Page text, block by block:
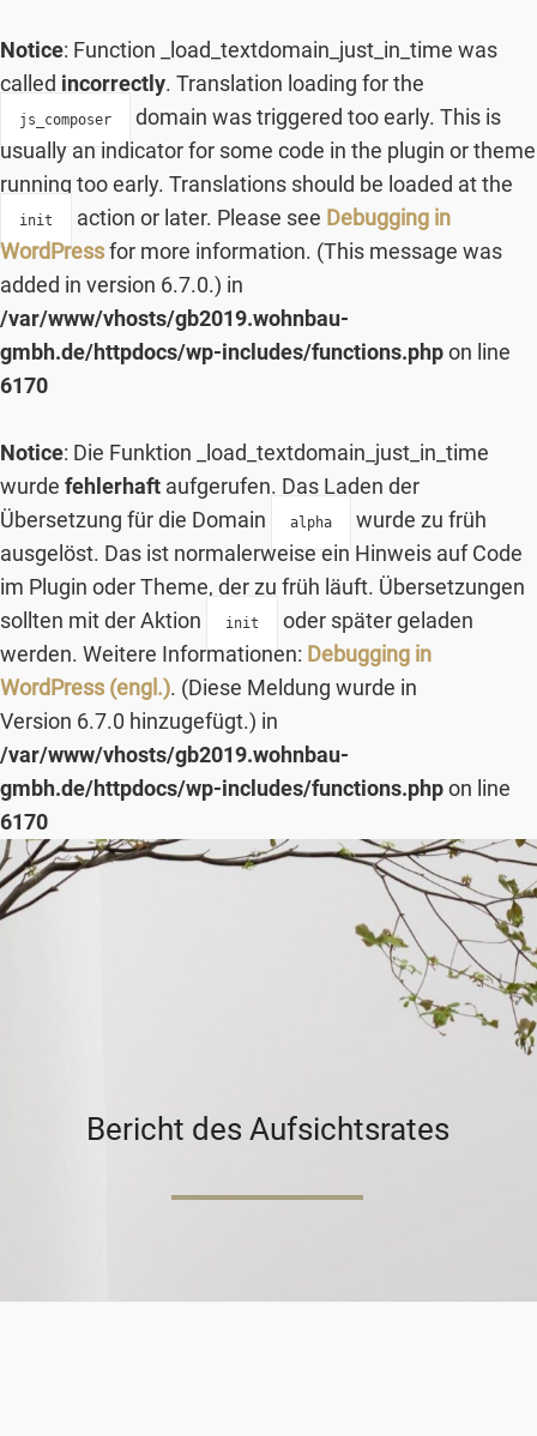
Notice: Function _load_textdomain_just_in_time was
called incorrectly. Translation loading for the
js_composer
domain was triggered too early. This is
usually an indicator for some code in the plugin or theme
running too early. Translations should be loaded at the
init action or later. Please see Debugging in
WordPressfor more information. (This message was
added in version 6.7.0.) in
/var/www/vhosts/gb2019.wohnbau-
gmbh.de/httpdocs/wp-includes/functions.phpon line
6170
Notice: Die Funktion _load_textdomain_just_in_time
wurde fehlerhaft aufgerufen. Das Laden der
Übersetzung für die Domain
alpha
wurde zu früh
ausgelöst. Das ist normalerweise ein Hinweis auf Code
im Plugin oder Theme, der zu früh läuft. Übersetzungen
sollten mit der Aktion
init
oder später geladen
werden. Weitere Informationen: Debugging in
WordPress (engl.). (Diese Meldung wurde in
Version 6.7.0 hinzugefügt.) in
/var/www/vhosts/gb2019.wohnbau-
gmbh.de/httpdocs/wp-includes/functions.phpon line
6170
Bericht des Aufsichtsrates